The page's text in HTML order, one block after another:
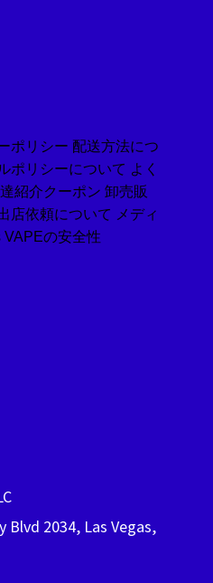
ポリシー 配送方法につ
ポリシーについて よく
紹介クーポン 卸売販
店依頼について
メディ
VAPEの安全性
Blvd 2034, Las Vegas,